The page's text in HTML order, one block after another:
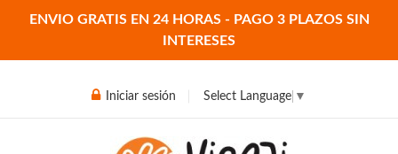
ENVIO GRATIS EN 24 HORAS - PAGO 3 PLAZOS SIN
INTERESES
Iniciar sesión Select Language ▼